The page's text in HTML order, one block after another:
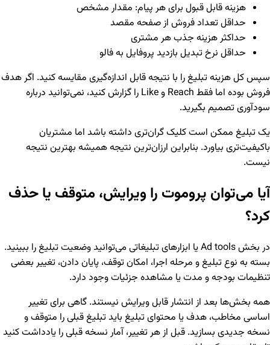
هزینه قابل قبول برای هر پیام: مقدار مشخص
حداقل تعداد فروش از صفحه مقصد
حداکثر هزینه جذب هر مشتری
حداقل نرخ تبدیل بازدید پروفایل به فالو
سپس کل هزینه تبلیغ را با نتیجه قابل اندازه‌گیری مقایسه کنید. اگر هدف
فروش بوده اما فقط Reach و Like را گزارش کنید، نمی‌توانید درباره
سودآوری تصمیم بگیرید.
یک تبلیغ ممکن است کلیک گران‌تری داشته باشد اما مشتریان
باکیفیت‌تری بیاورد. بنابراین ارزان‌ترین نتیجه همیشه بهترین نتیجه
نیست.
آیا می‌توان پروموت را ویرایش، متوقف یا حذف
کرد؟
در بخش Ad tools یا ابزارهای تبلیغاتی می‌توانید وضعیت تبلیغ را ببینید.
بسته به نوع تبلیغ و مرحله اجرا، امکان توقف، پایان دادن، تغییر بعضی
تنظیمات بودجه و مدت یا مشاهده جزئیات وجود دارد.
همه بخش‌ها بعد از انتشار قابل ویرایش نیستند. گاهی برای تغییر
اساسی مخاطب، هدف یا محتوای تبلیغ باید تبلیغ قبلی را متوقف و
نسخه جدیدی بسازید. قبل از هر تغییر، آمار نسخه قبلی را یادداشت کنید